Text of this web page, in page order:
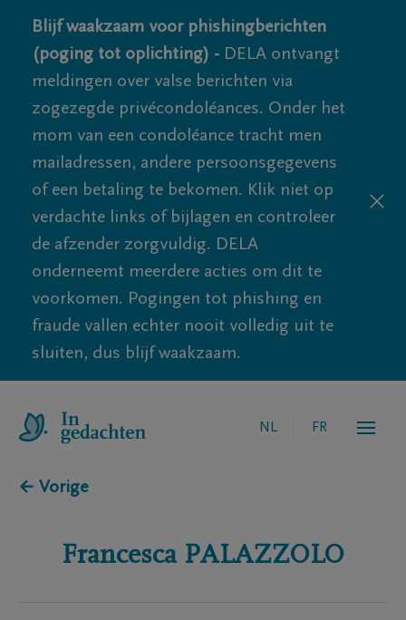
Blijf waakzaam voor phishingberichten
(poging tot oplichting) - DELA ontvangt
meldingen over valse berichten via
zogezegde privécondoléances. Onder het
mom van een condoléance tracht men
mailadressen, andere persoonsgegevens
of een betaling te bekomen. Klik niet op
verdachte links of bijlagen en controleer
de afzender zorgvuldig. DELA
onderneemt meerdere acties om dit te
voorkomen. Pogingen tot phishing en
fraude vallen echter nooit volledig uit te
sluiten, dus blijf waakzaam.
NL FR
← Vorige
Francesca PALAZZOLO